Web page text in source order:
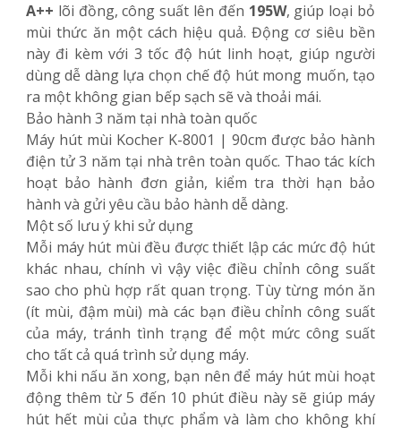
A++ lõi đồng, công suất lên đến 195W, giúp loại bỏ
mùi thức ăn một cách hiệu quả. Động cơ siêu bền
này đi kèm với 3 tốc độ hút linh hoạt, giúp người
dùng dễ dàng lựa chọn chế độ hút mong muốn, tạo
ra một không gian bếp sạch sẽ và thoải mái.
Bảo hành 3 năm tại nhà toàn quốc
Máy hút mùi Kocher K-8001 | 90cm được bảo hành
điện tử 3 năm tại nhà trên toàn quốc. Thao tác kích
hoạt bảo hành đơn giản, kiểm tra thời hạn bảo
hành và gửi yêu cầu bảo hành dễ dàng.
Một số lưu ý khi sử dụng
Mỗi máy hút mùi đều được thiết lập các mức độ hút
khác nhau, chính vì vậy việc điều chỉnh công suất
sao cho phù hợp rất quan trọng. Tùy từng món ăn
(ít mùi, đậm mùi) mà các bạn điều chỉnh công suất
của máy, tránh tình trạng để một mức công suất
cho tất cả quá trình sử dụng máy.
Mỗi khi nấu ăn xong, bạn nên để máy hút mùi hoạt
động thêm từ 5 đến 10 phút điều này sẽ giúp máy
hút hết mùi của thực phẩm và làm cho không khí